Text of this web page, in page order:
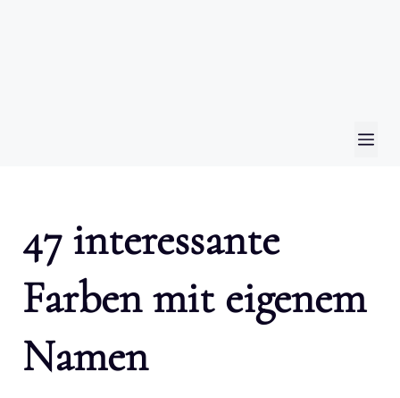
47 interessante
Farben mit eigenem
Namen